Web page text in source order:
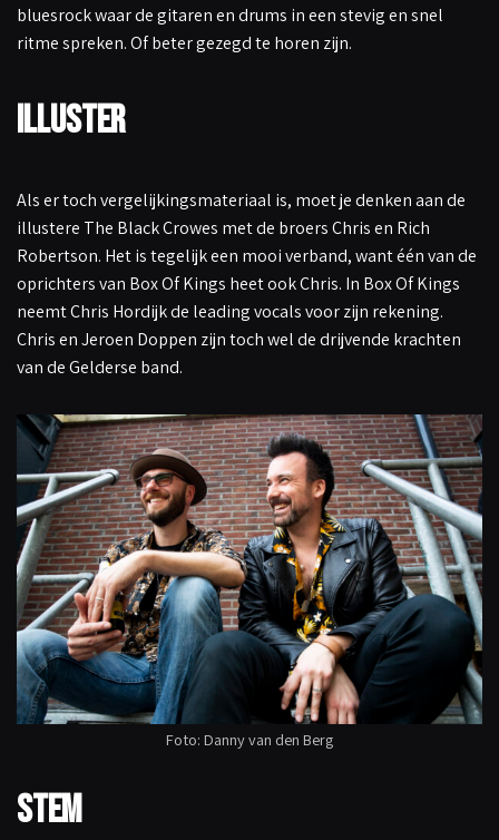
bluesrock waar de gitaren en drums in een stevig en snel
ritme spreken. Of beter gezegd te horen zijn.
Illuster
Als er toch vergelijkingsmateriaal is, moet je denken aan de
illustere The Black Crowes met de broers Chris en Rich
Robertson. Het is tegelijk een mooi verband, want één van de
oprichters van Box Of Kings heet ook Chris. In Box Of Kings
neemt Chris Hordijk de leading vocals voor zijn rekening.
Chris en Jeroen Doppen zijn toch wel de drijvende krachten
van de Gelderse band.
Foto: Danny van den Berg
Stem